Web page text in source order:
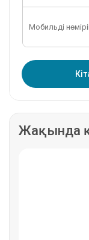
Жақында